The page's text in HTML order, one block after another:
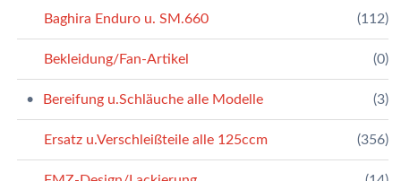
Baghira Enduro u. SM.660 (112)
Bekleidung/Fan-Artikel (0)
Bereifung u.Schläuche alle Modelle (3)
Ersatz u.Verschleißteile alle 125ccm (356)